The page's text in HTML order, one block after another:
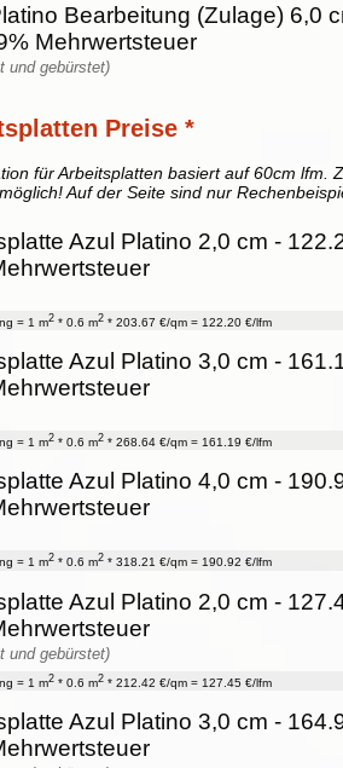
Bearbeitung (Zulage) 6,0
Mehrwertsteuer
und gebürstet)
Preise *
für Arbeitsplatten basiert auf 60cm lfm.
Auf der Seite sind nur
Azul Platino 2,0 cm -
= 1 m2 * 0.6 m2 * 203.67 €/qm = 122.20 €/lfm
Azul Platino 3,0 cm -
= 1 m2 * 0.6 m2 * 268.64 €/qm = 161.19 €/lfm
Azul Platino 4,0 cm -
= 1 m2 * 0.6 m2 * 318.21 €/qm = 190.92 €/lfm
Azul Platino 2,0 cm -
und gebürstet)
= 1 m2 * 0.6 m2 * 212.42 €/qm = 127.45 €/lfm
Azul Platino 3,0 cm -